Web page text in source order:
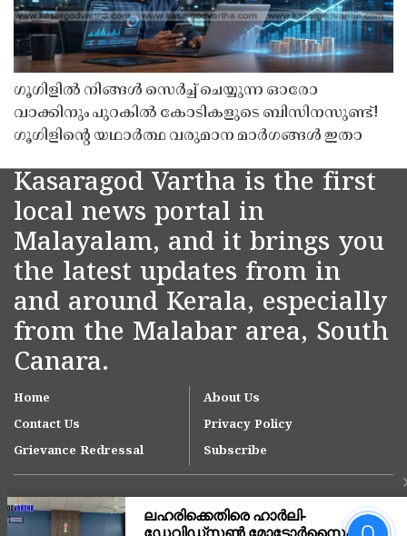
ഗൂഗിളിൽ നിങ്ങൾ സെർച്ച് ചെയ്യുന്ന ഓരോ
വാക്കിനും പുറകിൽ കോടികളുടെ ബിസിനസുണ്ട്!
ഗൂഗിളിന്റെ യഥാർത്ഥ വരുമാന മാർഗങ്ങൾ ഇതാ
Kasaragod Vartha is the first
local news portal in
Malayalam, and it brings you
the latest updates from in
and around Kerala, especially
from the Malabar area, South
Canara.
Home
About Us
Contact Us
Privacy Policy
Grievance Redressal
Subscribe
'ഇന്ത്യയിലെ ഏറ്റവും വലിയ